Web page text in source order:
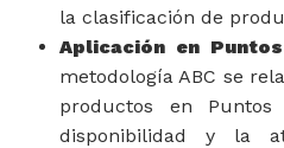
la clasificación de
Aplicación en
metodología ABC se
productos en
disponibilidad y la